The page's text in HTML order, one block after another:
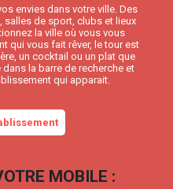
envies dans votre ville. Des
salles de sport, clubs et lieux
la ville où vous vous
qui vous fait rêver, le tour est
un cocktail ou un plat que
la barre de recherche et
qui apparait.
MOBILE :